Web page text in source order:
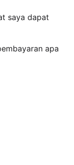
saya dapat
apa